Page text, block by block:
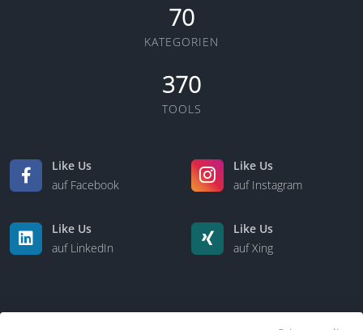
70
KATEGORIEN
370
TOOLS
Like Us
auf Facebook
Like Us
auf Instagram
Like Us
auf LinkedIn
Like Us
auf Xing